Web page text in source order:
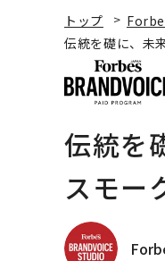
トップ
伝統を礎に、未
伝統を
スモー